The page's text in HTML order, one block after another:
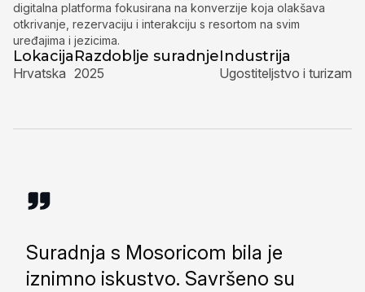
digitalna platforma fokusirana na konverzije koja olakšava
otkrivanje, rezervaciju i interakciju s resortom na svim
uređajima i jezicima.
Lokacija
Hrvatska
Razdoblje suradnje
2025
Industrija
Ugostiteljstvo i turizam
Suradnja s Mosoricom bila je
iznimno iskustvo. Savršeno su